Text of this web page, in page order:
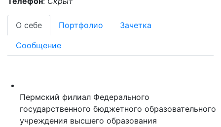
О себе Портфолио Зачетка
Сообщение
Пермский филиал Федерального
государственного бюджетного образовательного
учреждения высшего образования